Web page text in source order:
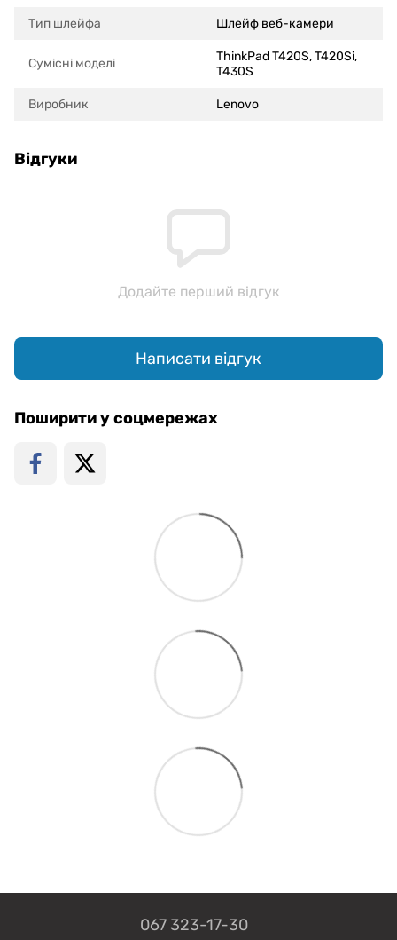
Тип шлейфа Шлейф веб-камери
Сумісні моделi
ThinkPad T420S, T420Si,
T430S
Виробник Lenovo
Відгуки
Додайте перший відгук
Написати відгук
Поширити у соцмережах
067 323-17-30